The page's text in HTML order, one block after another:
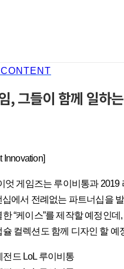
, 그들이 함께 일하
Innovation]
엇 게임즈는 루이비통과 2019
십에서 전례없는 파트너십을
“케이스”를 제작할 예정인데
슐 컬렉션도 함께 디자인 할 예